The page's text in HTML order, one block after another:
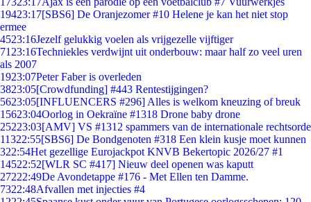
19423:17[SBS6] De Oranjezomer #10 Helene je kan het niet stop
ermee
4523:16Jezelf gelukkig voelen als vrijgezelle vijftiger
71 23:16Techniekles verdwijnt uit onderbouw: maar half zo veel uren
als 2007
1923:07Peter Faber is overleden
3823:05[Crowdfunding] #443 Rentestijgingen?
5623:05[INFLUENCERS #296] Alles is welkom kneuzing of breuk
15623:04Oorlog in Oekraïne #1318 Drone baby drone
25223:03[AMV] VS #1312 spammers van de internationale rechtsorde
11322:55[SBS6] De Bondgenoten #318 Een klein kusje moet kunnen
322:54Het gezellige Eurojackpot KNVB Bekertopic 2026/27 #1
14522:52[WLR SC #417] Nieuw deel openen was kaputt
27222:49De Avondetappe #176 - Met Ellen ten Damme.
7322:48Afvallen met injecties #4